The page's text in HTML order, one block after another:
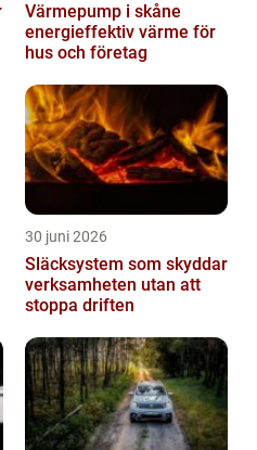
Värmepump i skåne
energieffektiv värme för
hus och företag
30 juni 2026
Släcksystem som skyddar
verksamheten utan att
stoppa driften